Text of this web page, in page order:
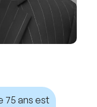
75 ans est